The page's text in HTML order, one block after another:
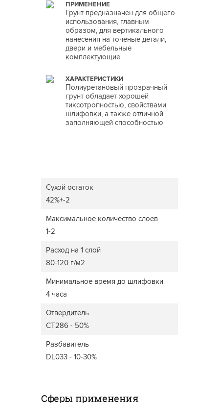
ПРИМЕНЕНИЕ
Грунт предназначен для общего
использования, главным
образом, для вертикального
нанесения на точеные детали,
двери и мебельные
комплектующие
ХАРАКТЕРИСТИКИ
Полиуретановый прозрачный
грунт обладает хорошей
тиксотропностью, свойствами
шлифовки, а также отличной
заполняющей способностью
Сухой остаток
42%+-2
Максимальное количество слоев
1-2
Расход на 1 слой
80-120 г/м2
Минимальное время до шлифовки
4 часа
Отвердитель
CT286 - 50%
Разбавитель
DL033 - 10-30%
Сферы применения